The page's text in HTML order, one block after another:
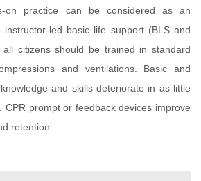
on practice can be considered as an
instructor-led basic life support (BLS and
all citizens should be trained in standard
and ventilations. Basic and
and skills deteriorate in as little
CPR prompt or feedback devices improve
retention.